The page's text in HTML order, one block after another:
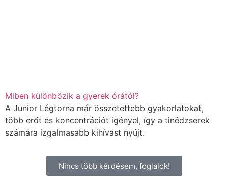
Miben különbözik a gyerek órától?
A Junior Légtorna már összetettebb gyakorlatokat,
több erőt és koncentrációt igényel, így a tinédzserek
számára izgalmasabb kihívást nyújt.
Nincs több kérdésem, foglalok!